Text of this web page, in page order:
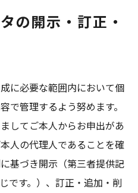
の開示・訂正・
に必要な範囲内において個
で管理するよう努めます。
してご本人からお申出があ
人の代理人であることを確
基づき開示（第三者提供記
です。）、訂正・追加・削